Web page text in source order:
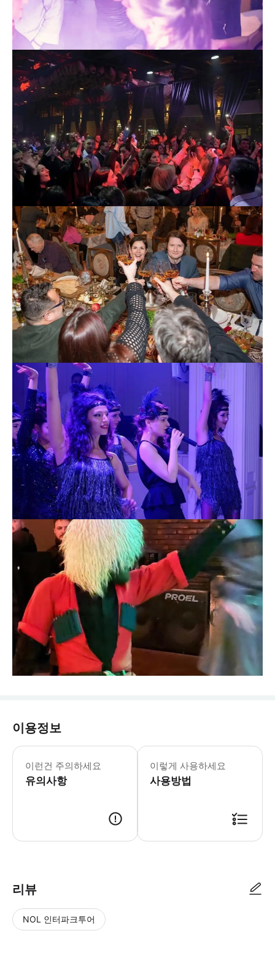
이용정보
이런건 주의하세요
유의사항
이렇게 사용하세요
사용방법
리뷰
NOL 인터파크투어